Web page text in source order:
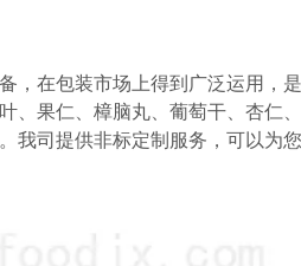
在包装市场上得到广泛运用，是
、果仁、樟脑丸、葡萄干、杏仁
我司提供非标定制服务，可以为